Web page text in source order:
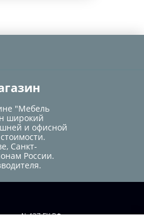
"Мебель
широкий
и офисной
Санкт-
России.